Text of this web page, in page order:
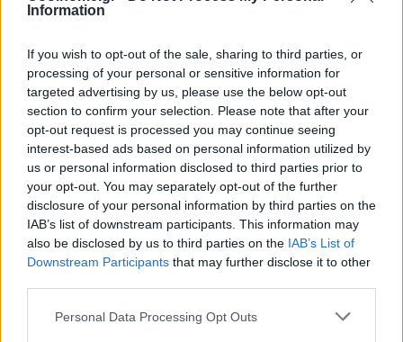
Information
If you wish to opt-out of the sale, sharing to third parties, or
processing of your personal or sensitive information for
targeted advertising by us, please use the below opt-out
section to confirm your selection. Please note that after your
opt-out request is processed you may continue seeing
interest-based ads based on personal information utilized by
us or personal information disclosed to third parties prior to
your opt-out. You may separately opt-out of the further
disclosure of your personal information by third parties on the
IAB’s list of downstream participants. This information may
also be disclosed by us to third parties on the IAB’s List of
Downstream Participants that may further disclose it to other
Personal Data Processing Opt Outs
IN ΧΩΡΙΣ ΚΑΤΗΓΟΡΙΑ
Γιορτινό cheesecake
κρέμας και
σοκολάτας
Το απαλό, κρεμώδες λικέρ
δίνει σε αυτό το γιορτινό
cheesecake την απόλυτη
τριμμένη …
30 ΣΕΠΤΕΜΒΡΙΟΥ 2023